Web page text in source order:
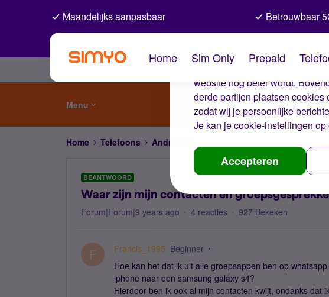
De cookies van
Wij gebruiken cookies op onze
website nog beter wordt.
derde partijen plaatsen
zodat wij je persoonlijke
Je kan jecookie-instellingen op
Accepteren
Maandelijks aanpasbaar Betrouwbaar
Home Sim Only Prepaid
Menu
Home Telefoons Android
BEANTWOORD
Waar zijn mijn contacten en
Forum|Forum|9 years ago 4 reacties 927 Bekeken
F Francis_1995 Beginner
Hoe kan het dat ik uit alle groepsappen ben op
iphone naar een samsung galaxy s4?
Hierdoor ben ik ook al mijn contacten kwijt, ondanks dat